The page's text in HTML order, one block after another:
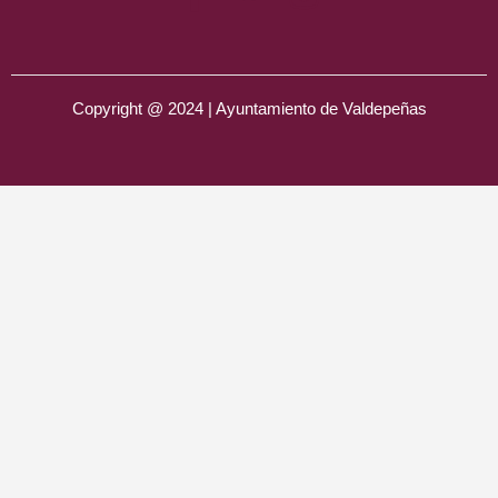
Copyright @ 2024 | Ayuntamiento de Valdepeñas